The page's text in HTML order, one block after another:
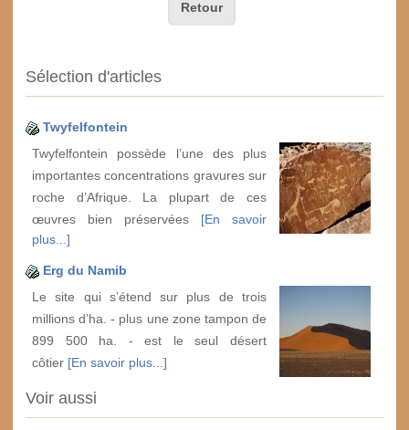
Retour
Sélection d'articles
Twyfelfontein
Twyfelfontein possède l’une des plus
importantes concentrations gravures sur
roche d’Afrique. La plupart de ces
œuvres bien préservées [En savoir
plus...]
Erg du Namib
Le site qui s’étend sur plus de trois
millions d’ha. - plus une zone tampon de
899 500 ha. - est le seul désert
côtier [En savoir plus...]
Voir aussi